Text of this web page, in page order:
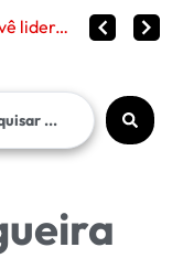
Flamengo empata com Internacional e vê liderança continuar distante no Brasileirão 2026